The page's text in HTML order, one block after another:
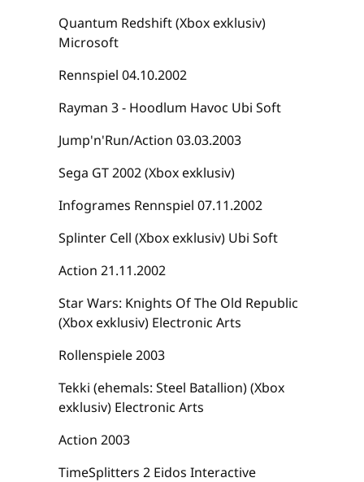
Quantum Redshift (Xbox exklusiv)
Microsoft
Rennspiel 04.10.2002
Rayman 3 - Hoodlum Havoc Ubi Soft
Jump'n'Run/Action 03.03.2003
Sega GT 2002 (Xbox exklusiv)
Infogrames Rennspiel 07.11.2002
Splinter Cell (Xbox exklusiv) Ubi Soft
Action 21.11.2002
Star Wars: Knights Of The Old Republic
(Xbox exklusiv) Electronic Arts
Rollenspiele 2003
Tekki (ehemals: Steel Batallion) (Xbox
exklusiv) Electronic Arts
Action 2003
TimeSplitters 2 Eidos Interactive